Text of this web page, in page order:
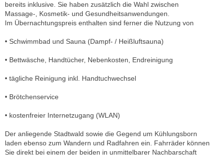
bereits inklusive. Sie haben zusätzlich die Wahl zwischen
Massage-, Kosmetik- und Gesundheitsanwendungen.
Im Übernachtungspreis enthalten sind ferner die Nutzung von
• Schwimmbad und Sauna (Dampf- / Heißluftsauna)
• Bettwäsche, Handtücher, Nebenkosten, Endreinigung
• tägliche Reinigung inkl. Handtuchwechsel
• Brötchenservice
• kostenfreier Internetzugang (WLAN)
Der anliegende Stadtwald sowie die Gegend um Kühlungsborn
laden ebenso zum Wandern und Radfahren ein. Fahrräder können
Sie direkt bei einem der beiden in unmittelbarer Nachbarschaft